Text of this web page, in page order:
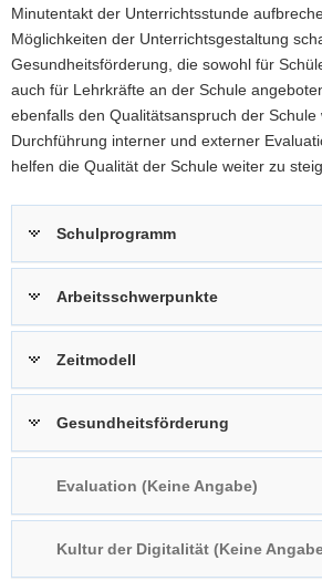
e
i
f
e
n
d
e
i
g
o
n
a
t
i
o
n
tf
o
r
m
a
t
i
Minutentakt der Unterrichtsstunde
Möglichkeiten der Unterrichtsgestaltung
Gesundheitsförderung, die sowohl für
auch für Lehrkräfte an der Schule
ebenfalls den Qualitätsanspruch der Schule
Durchführung interner und externer
helfen die Qualität der Schule weiter zu
Schulprogramm
Arbeitsschwerpunkte
Zeitmodell
Gesundheitsförderung
Evaluation (Keine Angabe)
Kultur der Digitalität (Keine